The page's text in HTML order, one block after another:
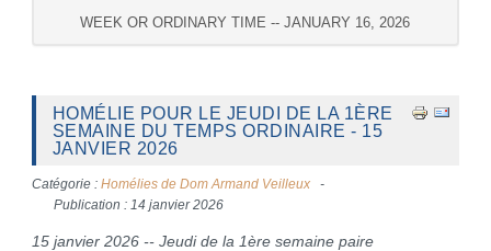
WEEK OR ORDINARY TIME -- JANUARY 16, 2026
HOMÉLIE POUR LE JEUDI DE LA 1ÈRE
SEMAINE DU TEMPS ORDINAIRE - 15
JANVIER 2026
Catégorie : Homélies de Dom Armand Veilleux
Publication : 14 janvier 2026
15 janvier 2026 -- Jeudi de la 1ère semaine paire